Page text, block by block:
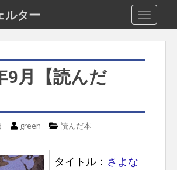
ルター
9月【読んだ
green 読んだ本
タイトル： さよな